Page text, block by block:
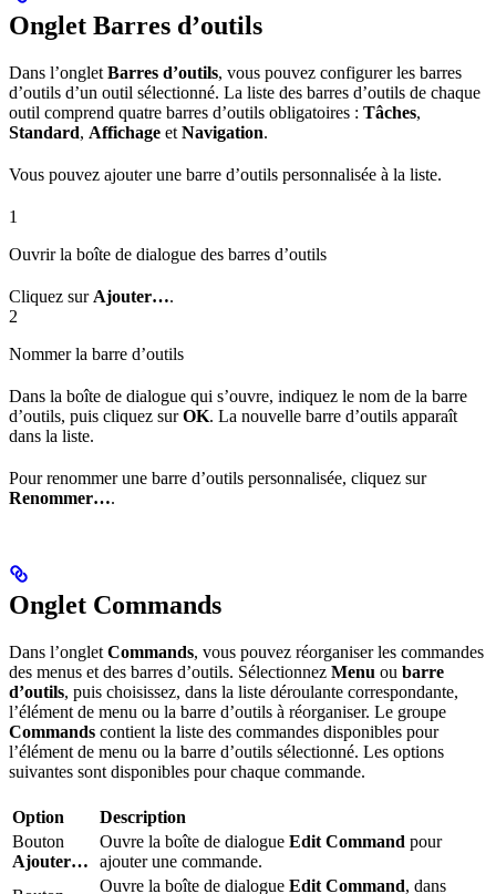
Onglet Barres d’outils
Dans l’onglet Barres d’outils, vous pouvez configurer les barres
d’outils d’un outil sélectionné. La liste des barres d’outils de chaque
outil comprend quatre barres d’outils obligatoires : Tâches,
Standard, Affichage et Navigation.
Vous pouvez ajouter une barre d’outils personnalisée à la liste.
1
Ouvrir la boîte de dialogue des barres d’outils
Cliquez sur Ajouter….
2
Nommer la barre d’outils
Dans la boîte de dialogue qui s’ouvre, indiquez le nom de la barre
d’outils, puis cliquez surOK. La nouvelle barre d’outils apparaît
dans la liste.
Pour renommer une barre d’outils personnalisée, cliquez sur
Renommer….
Onglet Commands
Dans l’onglet Commands, vous pouvez réorganiser les commandes
des menus et des barres d’outils. Sélectionnez Menu ou barre
d’outils, puis choisissez, dans la liste déroulante correspondante,
l’élément de menu ou la barre d’outils à réorganiser. Le groupe
Commands contient la liste des commandes disponibles pour
l’élément de menu ou la barre d’outils sélectionné. Les options
suivantes sont disponibles pour chaque commande.
Option
Description
Bouton
Ajouter…
Ouvre la boîte de dialogue Edit Command pour
ajouter une commande.
Ouvre la boîte de dialogue Edit Command, dans